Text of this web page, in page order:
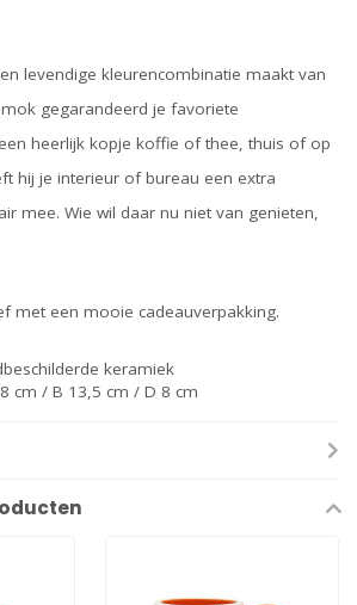
levendige kleurencombinatie maakt van
gegarandeerd je favoriete
heerlijk kopje koffie of thee, thuis of op
hij je interieur of bureau een extra
mee. Wie wil daar nu niet van genieten,
met een mooie cadeauverpakking.
keramiek
cm / B 13,5 cm / D 8 cm